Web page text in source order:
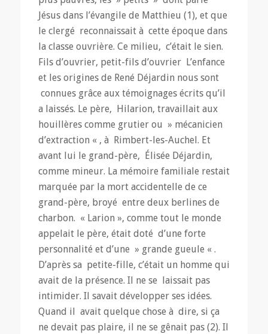
Jésus dans l’évangile de Matthieu (1), et que
le clergé reconnaissait à cette époque dans
la classe ouvrière. Ce milieu, c’était le sien.
Fils d’ouvrier, petit-fils d’ouvrier L’enfance
et les origines de René Déjardin nous sont
connues grâce aux témoignages écrits qu’il
a laissés. Le père, Hilarion, travaillait aux
houillères comme grutier ou » mécanicien
d’extraction « , à Rimbert-les-Auchel. Et
avant lui le grand-père, Élisée Déjardin,
comme mineur. La mémoire familiale restait
marquée par la mort accidentelle de ce
grand-père, broyé entre deux berlines de
charbon. « Larion », comme tout le monde
appelait le père, était doté d’une forte
personnalité et d’une » grande gueule « .
D’après sa petite-fille, c’était un homme qui
avait de la présence. Il ne se laissait pas
intimider. Il savait développer ses idées.
Quand il avait quelque chose à dire, si ça
ne devait pas plaire, il ne se gênait pas (2). Il